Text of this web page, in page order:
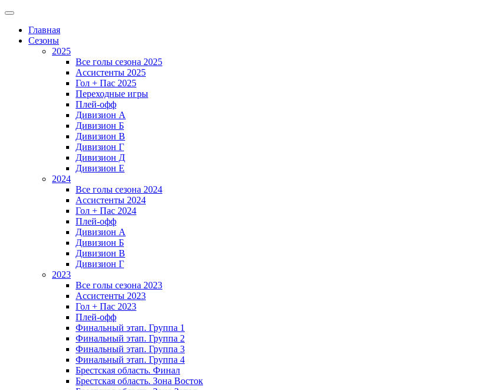
Главная
Сезоны
2025
Все голы сезона 2025
Ассистенты 2025
Гол + Пас 2025
Переходные игры
Плей-офф
Дивизион A
Дивизион Б
Дивизион В
Дивизион Г
Дивизион Д
Дивизион Е
2024
Все голы сезона 2024
Ассистенты 2024
Гол + Пас 2024
Плей-офф
Дивизион A
Дивизион Б
Дивизион В
Дивизион Г
2023
Все голы сезона 2023
Ассистенты 2023
Гол + Пас 2023
Плей-офф
Финальный этап. Группа 1
Финальный этап. Группа 2
Финальный этап. Группа 3
Финальный этап. Группа 4
Брестская область. Финал
Брестская область. Зона Восток